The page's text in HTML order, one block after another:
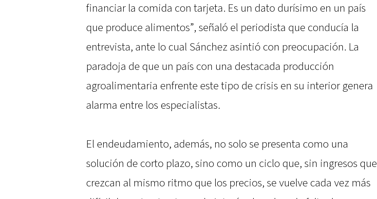
financiar la comida con tarjeta. Es un dato durísimo en un país
que produce alimentos”, señaló el periodista que conducía la
entrevista, ante lo cual Sánchez asintió con preocupación. La
paradoja de que un país con una destacada producción
agroalimentaria enfrente este tipo de crisis en su interior genera
alarma entre los especialistas.
El endeudamiento, además, no solo se presenta como una
solución de corto plazo, sino como un ciclo que, sin ingresos que
crezcan al mismo ritmo que los precios, se vuelve cada vez más